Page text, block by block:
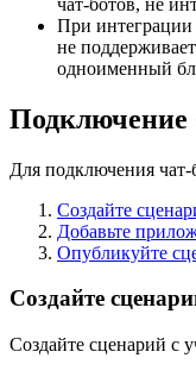
чат-ботов, не
При интеграции
не
одноименный
Подключение
Для подключения
Создайте
Добавьте
Опубликуйте
Создайте
Создайте сценарий с